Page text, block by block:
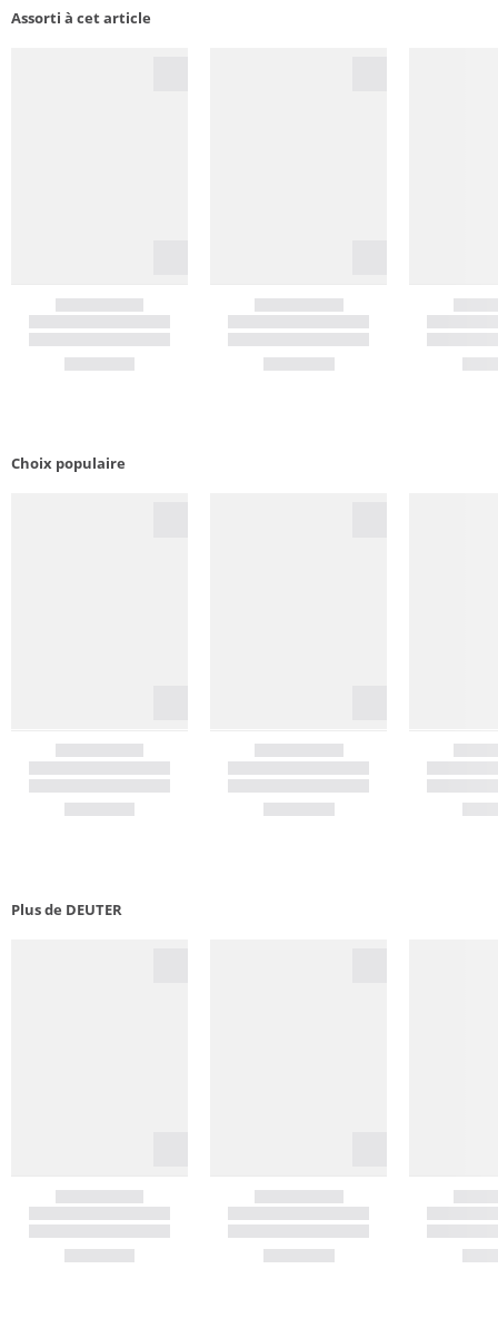
Assorti à cet article
Choix populaire
Plus de DEUTER